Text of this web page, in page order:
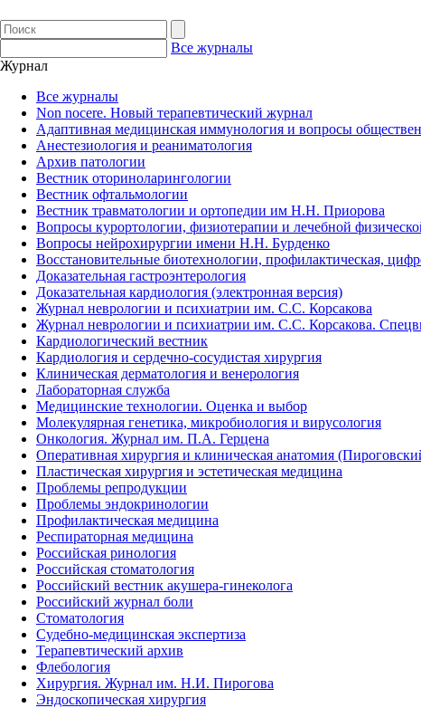
Все журналы
Журнал
Все журналы
Non nocere. Новый терапевтический журнал
Адаптивная медицинская иммунология и вопросы
Анестезиология и реаниматология
Архив патологии
Вестник оториноларингологии
Вестник офтальмологии
Вестник травматологии и ортопедии им Н.Н. Приорова
Вопросы курортологии, физиотерапии и лечебной
Вопросы нейрохирургии имени Н.Н. Бурденко
Восстановительные биотехнологии, профилактическая,
Доказательная гастроэнтерология
Доказательная кардиология (электронная версия)
Журнал неврологии и психиатрии им. С.С. Корсакова
Журнал неврологии и психиатрии им. С.С. Корсакова.
Кардиологический вестник
Кардиология и сердечно-сосудистая хирургия
Клиническая дерматология и венерология
Лабораторная служба
Медицинские технологии. Оценка и выбор
Молекулярная генетика, микробиология и вирусология
Онкология. Журнал им. П.А. Герцена
Оперативная хирургия и клиническая анатомия
Пластическая хирургия и эстетическая медицина
Проблемы репродукции
Проблемы эндокринологии
Профилактическая медицина
Респираторная медицина
Российская ринология
Российская стоматология
Российский вестник акушера-гинеколога
Российский журнал боли
Стоматология
Судебно-медицинская экспертиза
Терапевтический архив
Флебология
Хирургия. Журнал им. Н.И. Пирогова
Эндоскопическая хирургия